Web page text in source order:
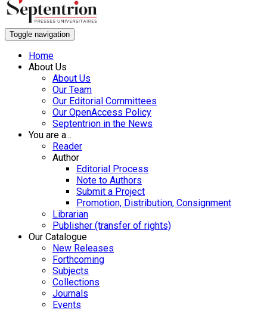
Toggle navigation
Home
About Us
About Us
Our Team
Our Editorial Committees
Our OpenAccess Policy
Septentrion in the News
You are a...
Reader
Author
Editorial Process
Note to Authors
Submit a Project
Promotion, Distribution, Consignment
Librarian
Publisher (transfer of rights)
Our Catalogue
New Releases
Forthcoming
Subjects
Collections
Journals
Events